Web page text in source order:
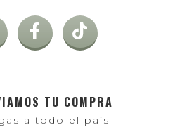
TU COMPRA
a todo el país